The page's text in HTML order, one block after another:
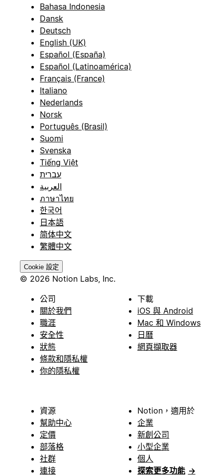
Bahasa Indonesia
Dansk
Deutsch
English (UK)
Español (España)
Español (Latinoamérica)
Français (France)
Italiano
Nederlands
Norsk
Português (Brasil)
Suomi
Svenska
Tiếng Việt
עברית
العربية
ภาษาไทย
한국어
日本語
简体中文
繁體中文
Cookie 設定
© 2026 Notion Labs, Inc.
公司
關於我們
職涯
安全性
狀態
條款和隱私權
你的隱私權
下載
iOS 與 Android
Mac 和 Windows
日曆
網頁擷取器
資源
幫助中心
定價
部落格
社群
連接
Notion，適用於
企業
新創公司
小型企業
個人
探索更多功能 →